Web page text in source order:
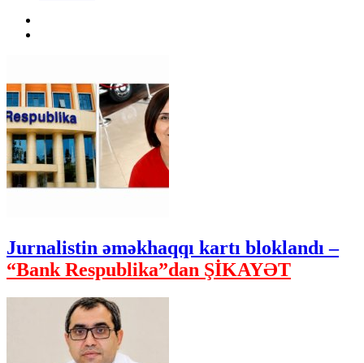
Jurnalistin əməkhaqqı kartı bloklandı –
“Bank Respublika”dan ŞİKAYƏT